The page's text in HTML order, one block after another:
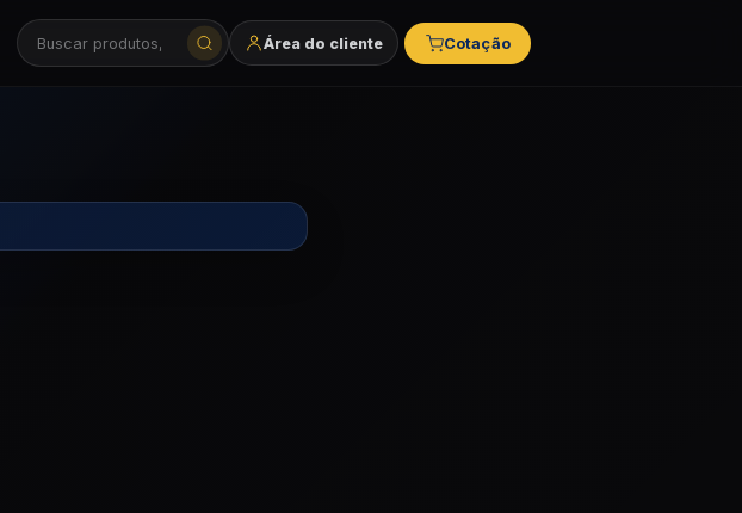
Buscar produtos, categorias e marcas
Área do cliente Cotação